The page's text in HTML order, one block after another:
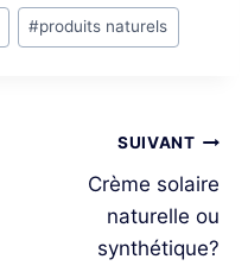
#produits naturels
SUIVANT
Crème solaire
naturelle ou
synthétique?